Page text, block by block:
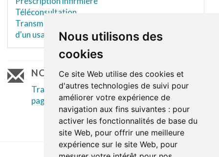
Nous utilisons des
cookies
Ce site Web utilise des cookies et
d'autres technologies de suivi pour
améliorer votre expérience de
navigation aux fins suivantes : pour
activer les fonctionnalités de base du
site Web, pour offrir une meilleure
expérience sur le site Web, pour
Téléconsultation
Transmission d'informations lors du transfert
d'un usager
NOUS JOINDRE
Transmettre une suggestion concernant cette
page